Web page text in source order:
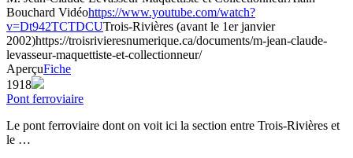
Bouchard Vidéohttps://www.youtube.com/watch?
v=Dt942TCTDCUTrois-Rivières (avant le 1er janvier
2002)https://troisrivieresnumerique.ca/documents/m-jean-claude-
levasseur-maquettiste-et-collectionneur/
AperçuFiche
1918
Pont ferroviaire
Le pont ferroviaire dont on voit ici la section entre Trois-Rivières et
le …